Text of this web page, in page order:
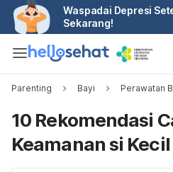
Waspadai Depresi
Sekarang!
Parenting Bayi Perawatan
10 Rekomendasi
Keamanan si